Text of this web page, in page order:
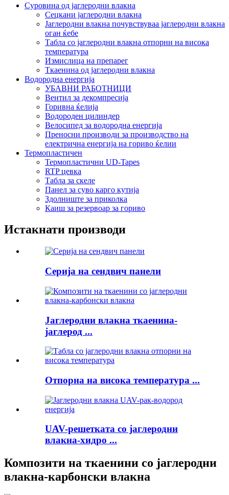
Суровина од јаглеродни влакна
Сецкани јаглеродни влакна
Јаглеродни влакна почувствуваа јаглеродни влакна
оган ќебе
Табла со јаглеродни влакна отпорни на висока
температура
Измислица на препарег
Ткаенина од јаглеродни влакна
Водородна енергија
УБАВНИ РАБОТНИЦИ
Вентил за декомпресија
Горивна ќелија
Водороден цилиндер
Велосипед за водородна енергија
Преносни производи за производство на
електрична енергија на гориво ќелии
Термопластичен
Термопластични UD-Tapes
RTP цевка
Табла за скеле
Панел за суво карго кутија
Здолниште за приколка
Каиш за резервоар за гориво
Истакнати производи
Серија на сендвич панели
Јаглеродни влакна ткаенина-
јаглерод ...
Отпорна на висока температура ...
UAV-решетката со јаглеродни
влакна-хидро ...
Композити на ткаенини со јаглеродни
влакна-карбонски влакна